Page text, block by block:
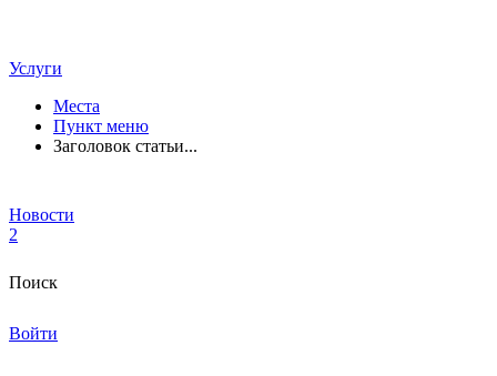
Услуги
Места
Пункт меню
Заголовок статьи...
Новости
2
Поиск
Войти